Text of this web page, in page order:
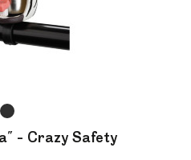
- Crazy Safety